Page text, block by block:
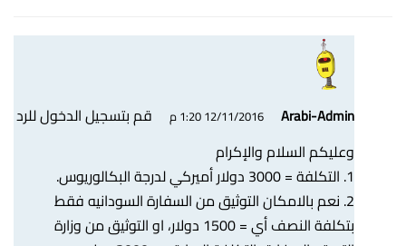
Arabi-Admin 12/11/2016 1:20 م
قم بتسجيل الدخول للرد
وعليكم السلام والإكرام
1. التكلفة = 3000 دولار أميركي لدرجة البكالوريوس.
2. نعم بالامكان التوثيق من السفارة السودانيه فقط
بتكلفة النصف أي = 1500 دولار، او التوثيق من وزارة